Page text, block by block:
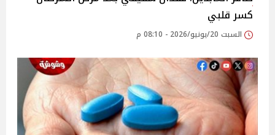
كسر قلبي
السبت 20/يونيو/2026 - 08:10 م